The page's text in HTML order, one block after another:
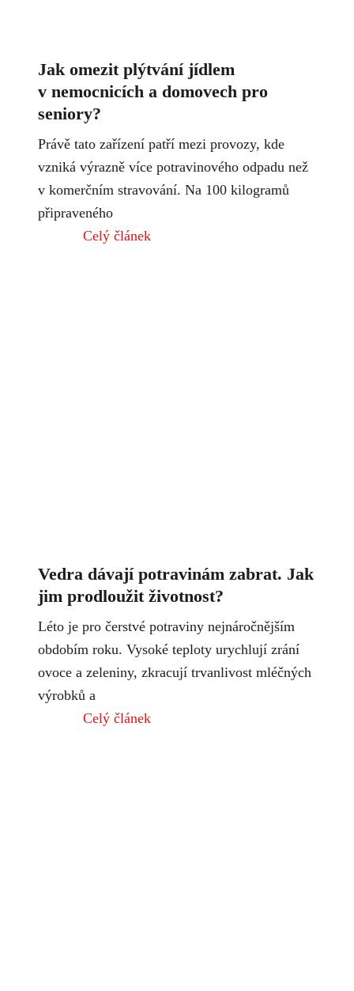
Jak omezit plýtvání jídlem
v nemocnicích a domovech pro
seniory?
Právě tato zařízení patří mezi provozy, kde
vzniká výrazně více potravinového odpadu než
v komerčním stravování. Na 100 kilogramů
připraveného
Celý článek
Vedra dávají potravinám zabrat. Jak
jim prodloužit životnost?
Léto je pro čerstvé potraviny nejnáročnějším
obdobím roku. Vysoké teploty urychlují zrání
ovoce a zeleniny, zkracují trvanlivost mléčných
výrobků a
Celý článek